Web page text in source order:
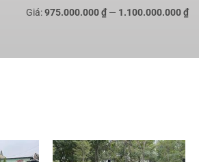
Giá:975.000.000 ₫— 1.100.000.000 ₫